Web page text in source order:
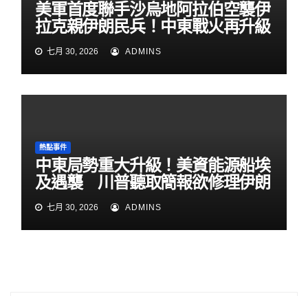
美軍首度聯手沙烏地阿拉伯空襲伊
拉克親伊朗民兵！中東戰火再升級
七月 30, 2026 ADMINS
熱點事件
中東局勢重大升級！美資能源船埃
及遇襲 川普聽取簡報欲修理伊朗
七月 30, 2026 ADMINS